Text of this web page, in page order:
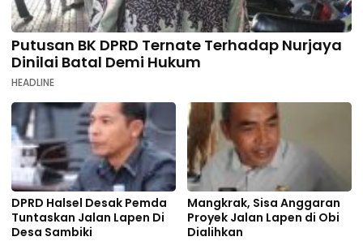
Putusan BK DPRD Ternate Terhadap Nurjaya
Dinilai Batal Demi Hukum
HEADLINE
DPRD Halsel Desak Pemda
Tuntaskan Jalan Lapen Di
Desa Sambiki
Mangkrak, Sisa Anggaran
Proyek Jalan Lapen di Obi
Dialihkan